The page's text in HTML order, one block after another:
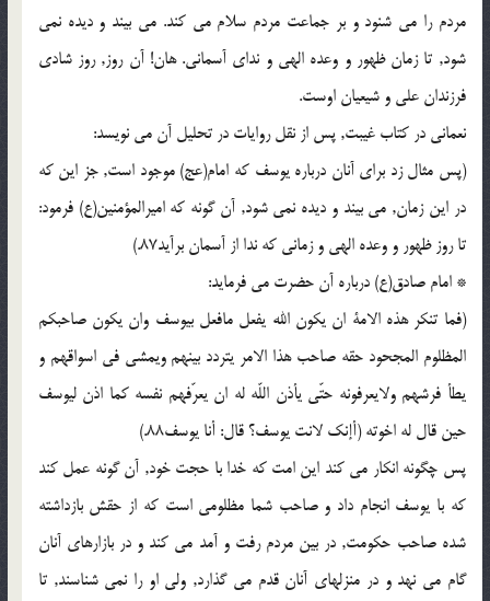
مردم را می شنود و بر جماعت مردم سلام می کند. می بیند و دیده نمی
شود, تا زمان ظهور و وعده الهی و ندای آسمانی. هان! آن روز, روز شادی
فرزندان علی و شیعیان اوست.
نعمانی در کتاب غیبت, پس از نقل روایات در تحلیل آن می نویسد:
(پس مثال زد برای آنان درباره یوسف که امام(عج) موجود است, جز این که
در این زمان, می بیند و دیده نمی شود, آن گونه که امیرالمؤمنین(ع) فرمود:
تا روز ظهور و وعده الهی و زمانی که ندا از آسمان برآید87.)
* امام صادق(ع) درباره آن حضرت می فرماید:
(فما تنکر هذه الامة ان یکون الله یفعل مافعل بیوسف وان یکون صاحبکم
المظلوم المجحود حقه صاحب هذا الامر یتردد بینهم ویمشی فی اسواقهم و
یطأ فرشهم ولایعرفونه حتّی یأذن اللّه له ان یعرّفهم نفسه کما اذن لیوسف
حین قال له اخوته (أإنک لانت یوسف؟ قال: أنا یوسف88.)
پس چگونه انکار می کند این امت که خدا با حجت خود, آن گونه عمل کند
که با یوسف انجام داد و صاحب شما مظلومی است که از حقش بازداشته
شده صاحب حکومت, در بین مردم رفت و آمد می کند و در بازارهای آنان
گام می نهد و در منزلهای آنان قدم می گذارد, ولی او را نمی شناسند, تا